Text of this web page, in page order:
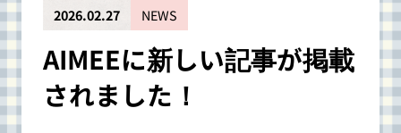
2026.02.27 NEWS
AIMEEに新しい記事が掲載
されました！